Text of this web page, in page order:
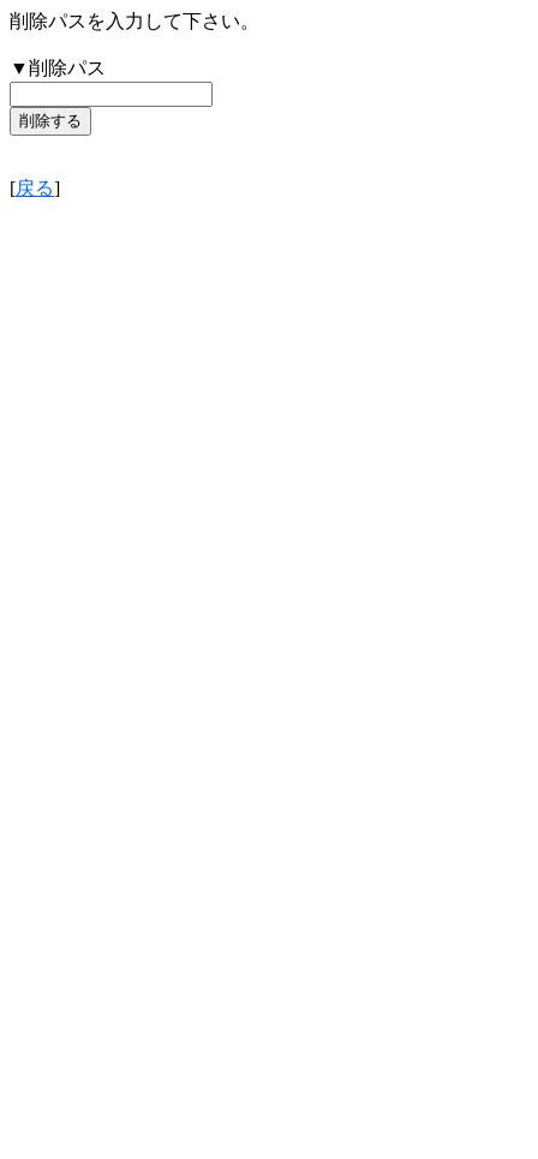
削除パスを入力して下さい。
▼削除パス
[戻る]